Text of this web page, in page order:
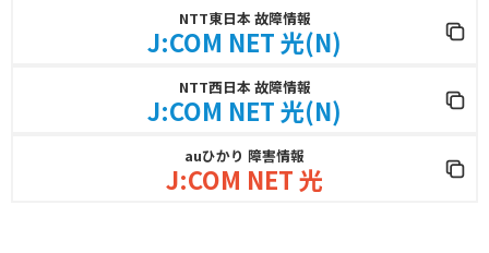
NTT東日本 故障情報
J:COM NET 光(N)
NTT西日本 故障情報
J:COM NET 光(N)
auひかり 障害情報
J:COM NET 光